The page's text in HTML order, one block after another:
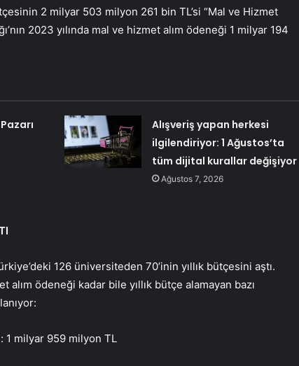
2 milyar 503 milyon 261 bin TL’si “Mal ve Hizmet
2023 yılında mal ve hizmet alım ödeneği 1 milyar 194
Alışveriş yapan herkesi
ilgilendiriyor: 1 Ağustos’ta
tüm dijital kurallar değişiyor
Ağustos 7, 2026
126 üniversiteden 70’inin yıllık bütçesini aştı.
alım ödeneği kadar bile yıllık bütçe alamayan bazı
1 milyar 959 milyon TL